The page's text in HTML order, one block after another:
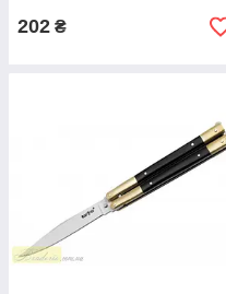
202 ₴